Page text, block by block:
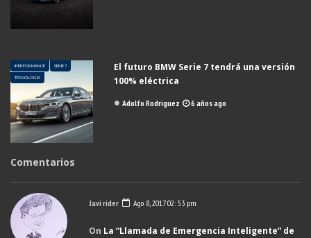
IPERFORMANCE SERIE 7
TECNOLOGÍA
El futuro BMW Serie 7 tendrá una versión
100% eléctrica
Adolfo Rodriguez 6 años ago
Comentarios
Javi rider Ago 8, 2017 02: 53 pm
On La “Llamada de Emergencia Inteligente” de